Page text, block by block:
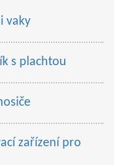
vaky
s plachtou
zařízení pro